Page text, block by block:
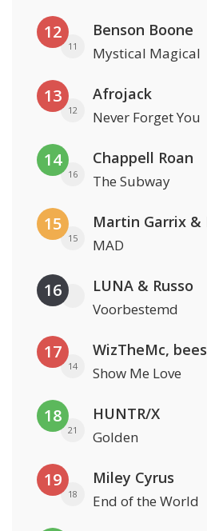
12
11
Benson Boone
Mystical Magical
13
12
Afrojack
Never Forget You
14
16
Chappell Roan
The Subway
15
15
Martin Garrix &
MAD
16 LUNA & Russo
Voorbestemd
17
14
WizTheMc,
Show Me Love
18
21
HUNTR/X
Golden
19
18
Miley Cyrus
End of the World